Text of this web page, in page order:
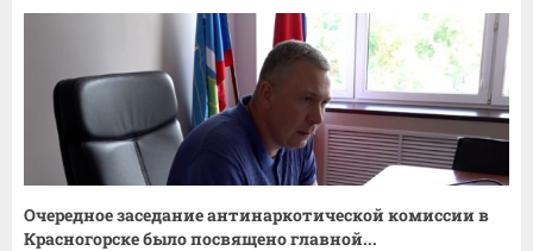
Очередное заседание антинаркотической комиссии в
Красногорске было посвящено главной...